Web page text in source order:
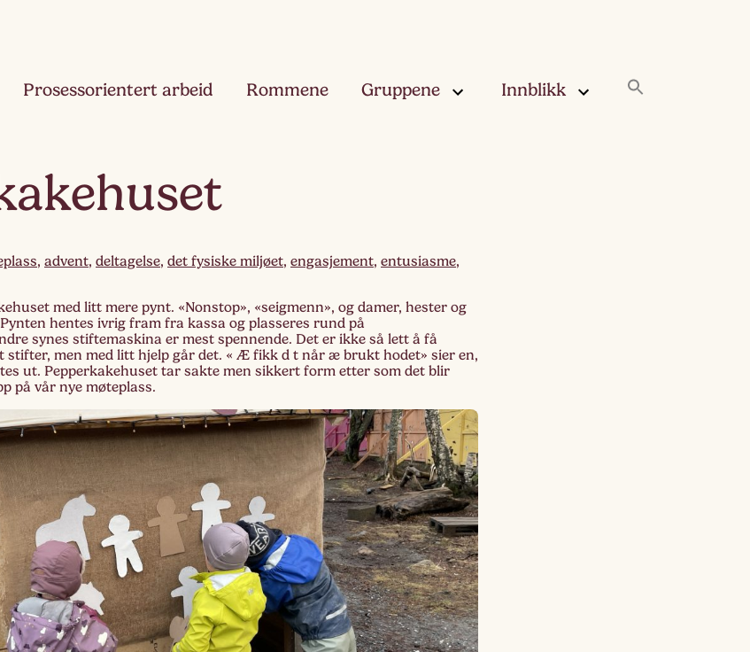
Prosessorientert arbeid Rommene Gruppene
Rukleskya –
Treåringen
Slørskya –
Lagskya –
Femåringen
Innblikk
Haugskyan
Rukleskyan
Slørskyan
, advent, deltagelse, det fysiske miljøet, engasjement, entusiasme,
med litt mere pynt. «Nonstop», «seigmenn», og damer, hester og
hentes ivrig fram fra kassa og plasseres rund på
synes stiftemaskina er mest spennende. Det er ikke så lett å få
stifter, men med litt hjelp går det. « Æ fikk d t når æ brukt hodet» sier en,
ut. Pepperkakehuset tar sakte men sikkert form etter som det blir
på vår nye møteplass.